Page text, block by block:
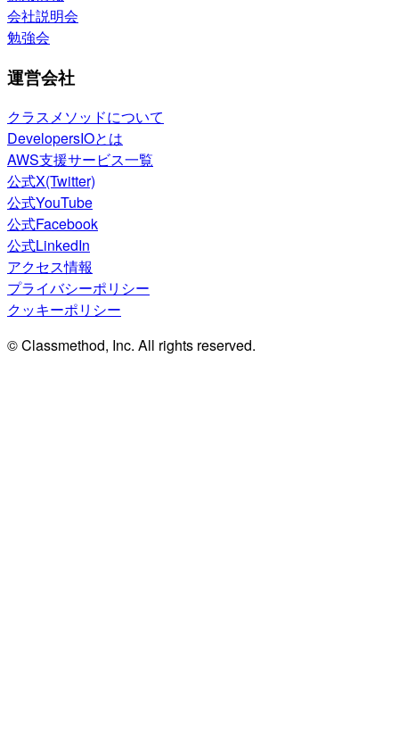
会社説明会
勉強会
運営会社
クラスメソッドについて
DevelopersIOとは
AWS支援サービス一覧
公式X(Twitter)
公式YouTube
公式Facebook
公式LinkedIn
アクセス情報
プライバシーポリシー
クッキーポリシー
© Classmethod, Inc. All rights reserved.